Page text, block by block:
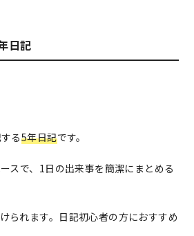
日記
る5年日記です。
スで、 1日の出来事を簡潔にまとめる
られます。日記初心者の方におすすめ